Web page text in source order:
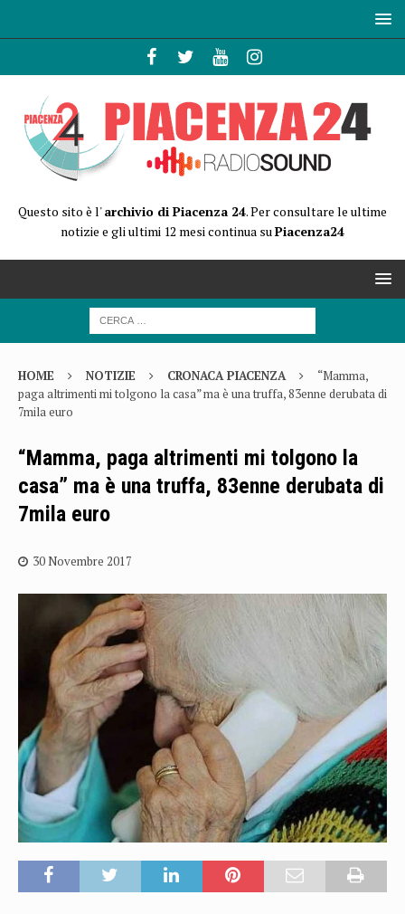
Questo sito è l'archivio di Piacenza 24. Per consultare le ultime
notizie e gli ultimi 12 mesi continua suPiacenza24
HOME NOTIZIE CRONACA PIACENZA
“Mamma,
paga altrimenti mi tolgono la casa” ma è una truffa, 83enne derubata di
7mila euro
“Mamma, paga altrimenti mi tolgono la
casa” ma è una truffa, 83enne derubata di
7mila euro
30 Novembre 2017